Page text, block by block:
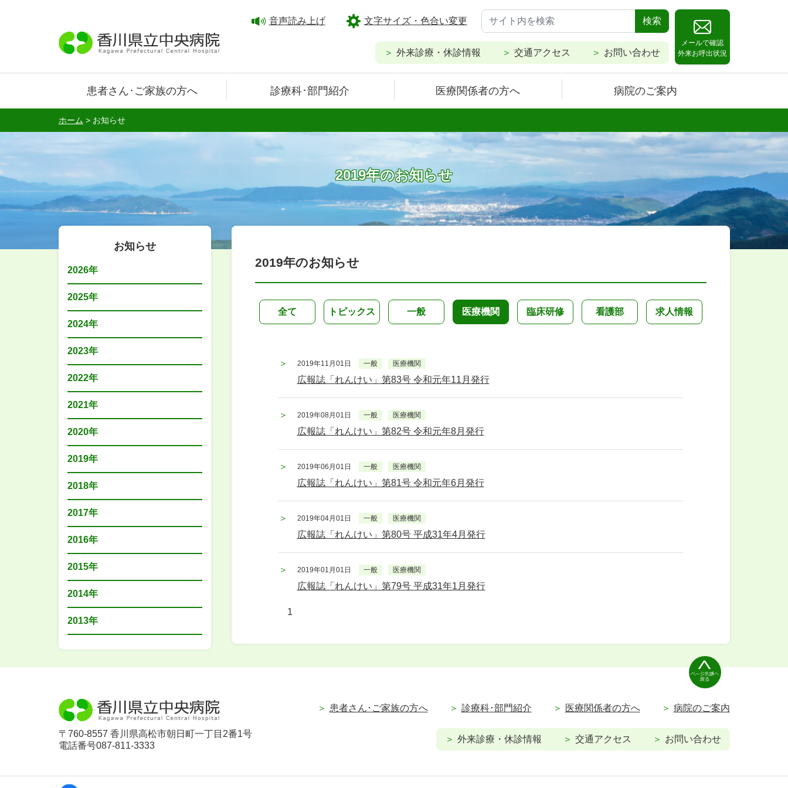
音声読み上げ 文字サイズ・色合い変更 検索
外来診療・休診情報 交通アクセス お問い合わせ
メールで確認
外来お呼出状況
患者さん･ご家族の方へ 診療科･部門紹介 医療関係者の方へ 病院のご案内
ホーム > お知らせ
2019年のお知らせ
2019年のお知らせ
全て トピックス 一般 医療機関 臨床研修 看護部 求人情報
2019年11月01日 一般 医療機関
広報誌「れんけい」第83号 令和元年11月発行
2019年08月01日 一般 医療機関
広報誌「れんけい」第82号 令和元年8月発行
2019年06月01日 一般 医療機関
広報誌「れんけい」第81号 令和元年6月発行
2019年04月01日 一般 医療機関
広報誌「れんけい」第80号 平成31年4月発行
2019年01月01日 一般 医療機関
広報誌「れんけい」第79号 平成31年1月発行
1
お知らせ
2026年
2025年
2024年
2023年
2022年
2021年
2020年
2019年
2018年
2017年
2016年
2015年
2014年
2013年
〒760-8557 香川県高松市朝日町一丁目2番1号
電話番号087-811-3333
患者さん･ご家族の方へ 診療科･部門紹介 医療関係者の方へ 病院のご案内
外来診療・休診情報 交通アクセス お問い合わせ